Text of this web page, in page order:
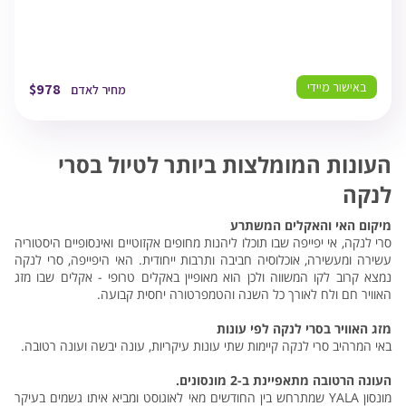
באישור מיידי מחיר לאדם $978
העונות המומלצות ביותר לטיול בסרי
לנקה
מיקום האי והאקלים המשתרע
סרי לנקה, אי יפייפה שבו תוכלו ליהנות מחופים אקזוטיים ואינסופיים היסטוריה
עשירה ומעשירה, אוכלוסיה חביבה ותרבות ייחודית. האי היפייפה, סרי לנקה
נמצא קרוב לקו המשווה ולכן הוא מאופיין באקלים טרופי - אקלים שבו מזג
האוויר חם ולח לאורך כל השנה והטמפרטורה יחסית קבועה.
מזג האוויר בסרי לנקה לפי עונות
באי המרהיב סרי לנקה קיימות שתי עונות עיקריות, עונה יבשה ועונה רטובה.
העונה הרטובה מתאפיינת ב-2 מונסונים.
מונסון YALA שמתרחש בין החודשים מאי לאוגוסט ומביא איתו גשמים בעיקר